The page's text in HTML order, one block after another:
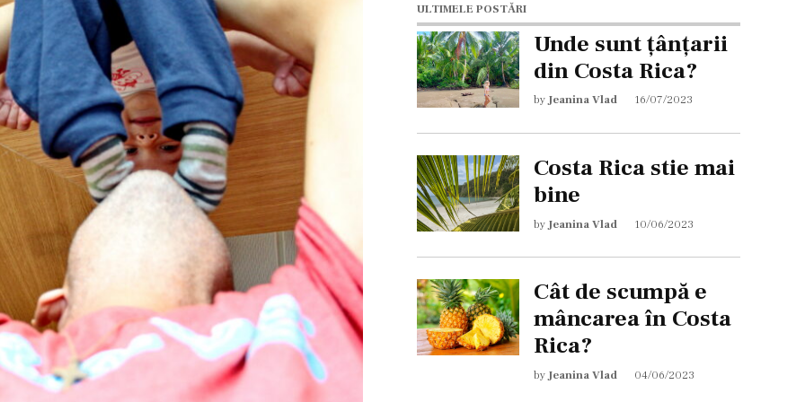
ULTIMELE POSTĂRI
Unde sunt țânțarii
din Costa Rica?
byJeanina Vlad 16/07/2023
Costa Rica stie mai
bine
by Jeanina Vlad 10/06/2023
Cât de scumpă e
mâncarea în Costa
Rica?
by Jeanina Vlad 04/06/2023